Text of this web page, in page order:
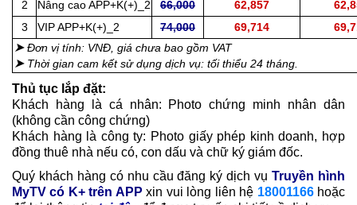
2
Nâng cao APP+K(+)_2 66,000 62,857
3
VIP APP+K(+)_2 74,000 69,714
➤Đơn vị tính: VNĐ, giá chưa bao gồm VAT
➤ Thời gian cam kết sử dụng dịch vụ: tối thiểu 24 tháng.
Thủ tục lắp đặt:
Khách hàng là cá nhân: Photo chứng minh nhân dân
(không cần công chứng)
Khách hàng là công ty: Photo giấy phép kinh doanh, hợp
đồng thuê nhà nếu có, con dấu và chữ ký giám đốc.
Quý khách hàng có nhu cầu đăng ký dịch vụTruyền hình
MyTV có K+ trên APP xin vui lòng liên hệ 18001166hoặc